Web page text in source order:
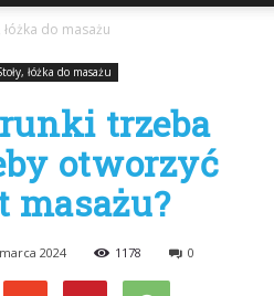
łóżka do masażu
łóżka do masażu
trzeba
otworzyć
masażu?
2024 1178 0